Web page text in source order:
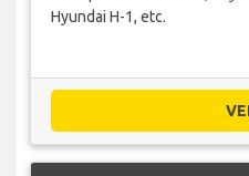
Hyundai H-1, etc.